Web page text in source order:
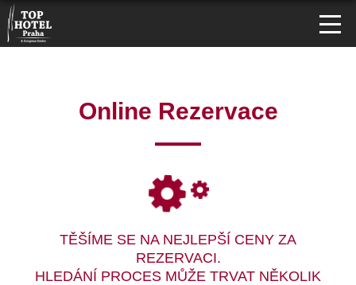
Online Rezervace
TĚŠÍME SE NA NEJLEPŠÍ CENY ZA
REZERVACI.
HLEDÁNÍ PROCES MŮŽE TRVAT NĚKOLIK